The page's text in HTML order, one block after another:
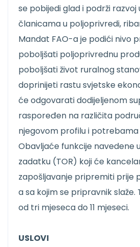
se pobijedi glad i podrži razvoj
članicama u poljoprivredi,
Mandat FAO-a je podići nivo
poboljšati poljoprivrednu
poboljšati život ruralnog
doprinijeti rastu svjetske
će odgovarati dodijeljenom
raspoređen na različita
njegovom profilu i potrebama
Obavljaće funkcije navedene
zadatku (TOR) koji će
zapošljavanje pripremiti prije
a sa kojim se pripravnik slaže.
od tri mjeseca do 11 mjeseci.
USLOVI